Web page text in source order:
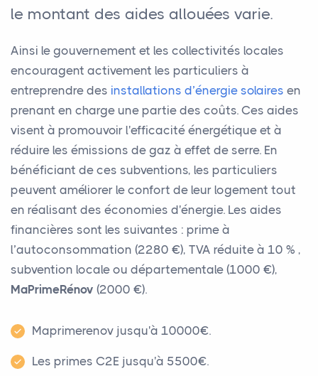
le montant des aides allouées varie.
Ainsi le gouvernement et les collectivités locales
encouragent activement les particuliers à
entreprendre des installations d’énergie solaires en
prenant en charge une partie des coûts. Ces aides
visent à promouvoir l'efficacité énergétique et à
réduire les émissions de gaz à effet de serre. En
bénéficiant de ces subventions, les particuliers
peuvent améliorer le confort de leur logement tout
en réalisant des économies d'énergie. Les aides
financières sont les suivantes : prime à
l’autoconsommation (2280 €), TVA réduite à 10 % ,
subvention locale ou départementale (1000 €),
MaPrimeRénov (2000 €).
Maprimerenov jusqu'à 10000€.
Les primes C2E jusqu'à 5500€.